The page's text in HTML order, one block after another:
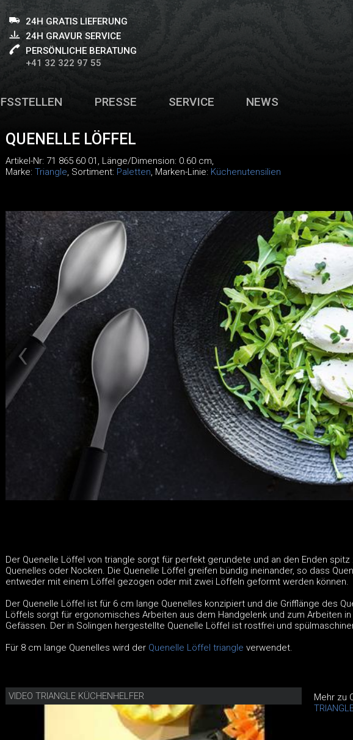
24H GRATIS LIEFERUNG
24H GRAVUR SERVICE
PERSÖNLICHE BERATUNG
+41 32 322 97 55
PRESSE SERVICE NEWS
QUENELLE LÖFFEL
Artikel-Nr: 71 865 60 01 , Länge/Dimension: 0.60 cm,
Marke: Triangle, Sortiment: Paletten, Marken-Linie: Küchenutensilien
Der Quenelle Löffel von triangle sorgt für perfekt gerundete und an den Enden spitz
Quenelles oder Nocken. Die Quenelle Löffel greifen bündig ineinander, so dass
entweder mit einem Löffel gezogen oder mit zwei Löffeln geformt werden können.
Der Quenelle Löffel ist für 6 cm lange Quenelles konzipiert und die Grifflänge des
Löffels sorgt für ergonomisches Arbeiten aus dem Handgelenk und zum Arbeiten
Gefässen. Der in Solingen hergestellte Quenelle Löffel ist rostfrei und
Für 8 cm lange Quenelles wird der Quenelle Löffel triangle verwendet.
VIDEO TRIANGLE KÜCHENHELFER
Mehr zu